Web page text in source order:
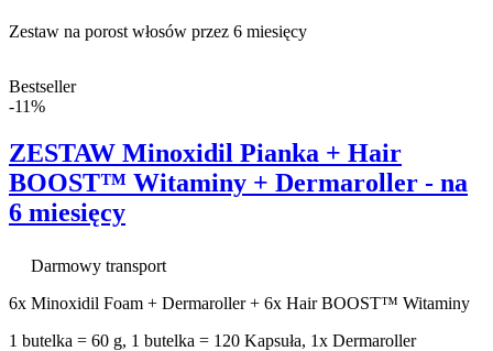
Zestaw na porost włosów przez 6 miesięcy
Bestseller
-11%
ZESTAW Minoxidil Pianka + Hair
BOOST™ Witaminy + Dermaroller - na
6 miesięcy
Darmowy transport
6x Minoxidil Foam + Dermaroller + 6x Hair BOOST™ Witaminy
1 butelka = 60 g, 1 butelka = 120 Kapsuła, 1x Dermaroller